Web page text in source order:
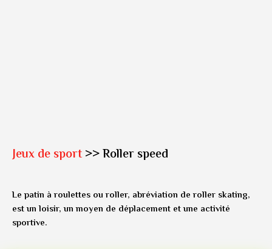
Jeux de sport>> Roller speed
Le patin à roulettes ou roller, abréviation de roller skating,
est un loisir, un moyen de déplacement et une activité
sportive.